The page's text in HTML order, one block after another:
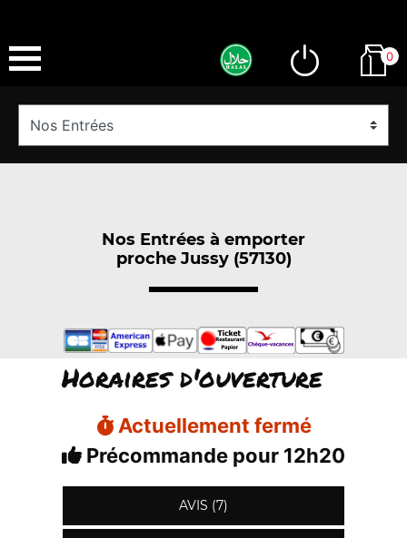
0
Nos Entrées à emporter
proche Jussy (57130)
Horaires d'ouverture
Actuellement fermé
Précommande pour 12h20
AVIS (7)